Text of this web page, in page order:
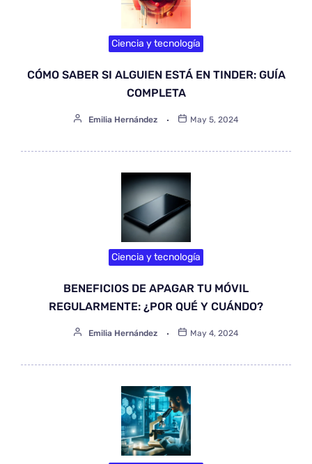
Ciencia y tecnología
CÓMO SABER SI ALGUIEN ESTÁ EN TINDER: GUÍA
COMPLETA
Emilia Hernández May 5, 2024
Ciencia y tecnología
BENEFICIOS DE APAGAR TU MÓVIL
REGULARMENTE: ¿POR QUÉ Y CUÁNDO?
Emilia Hernández May 4, 2024